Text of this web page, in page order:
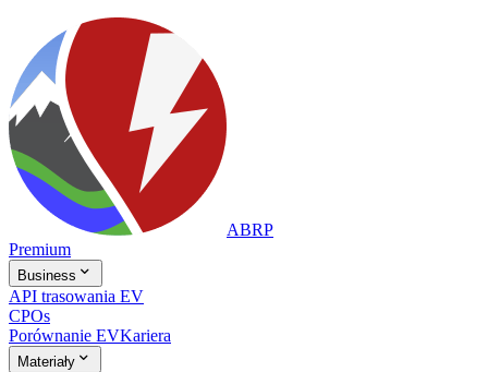
ABRP
Premium
Business 
API trasowania EV
CPOs
Porównanie EVKariera
Materiały 